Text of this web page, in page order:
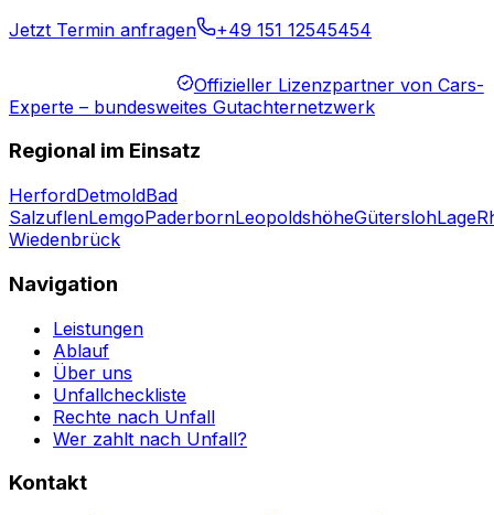
Jetzt Termin anfragen
+49 151 12545454
Offizieller Lizenzpartner von Cars-
Experte – bundesweites Gutachternetzwerk
Regional im Einsatz
HerfordDetmoldBad
SalzuflenLemgoPaderbornLeopoldshöheGüterslohLage
Wiedenbrück
Navigation
Leistungen
Ablauf
Über uns
Unfallcheckliste
Rechte nach Unfall
Wer zahlt nach Unfall?
Kontakt